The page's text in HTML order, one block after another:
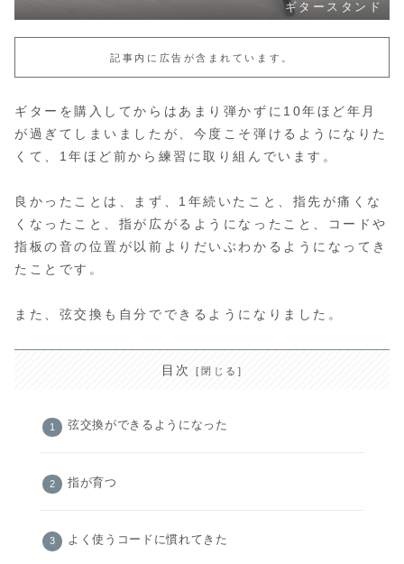
ギタースタンド
記事内に広告が含まれています。
ギターを購入してからはあまり弾かずに10年ほど年月
が過ぎてしまいましたが、今度こそ弾けるようになりた
くて、1年ほど前から練習に取り組んでいます。
良かったことは、まず、1年続いたこと、指先が痛くな
くなったこと、指が広がるようになったこと、コードや
指板の音の位置が以前よりだいぶわかるようになってき
たことです。
また、弦交換も自分でできるようになりました。
目次
弦交換ができるようになった
指が育つ
よく使うコードに慣れてきた